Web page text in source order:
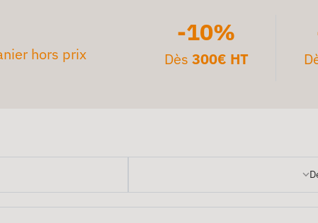
hors prix
-10%
Dès 300€ HT